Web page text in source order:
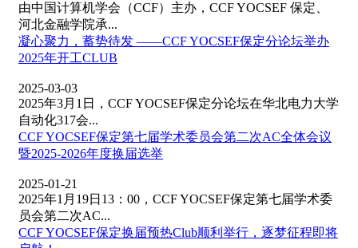
由中国计算机学会（CCF）主办，CCF YOCSEF 保定、
河北金融学院承...
凝心聚力，蓄势待发 ——CCF YOCSEF保定分论坛举办
2025年开工CLUB
2025-03-03
2025年3月1日，CCF YOCSEF保定分论坛在华北电力大学
自动化317会...
CCF YOCSEF保定第七届学术委员会第二次AC全体会议
暨2025-2026年度换届选举
2025-01-21
2025年1月19日13：00，CCF YOCSEF保定第七届学术委
员会第二次AC...
CCF YOCSEF保定换届预热Club顺利举行，逐梦征程即将